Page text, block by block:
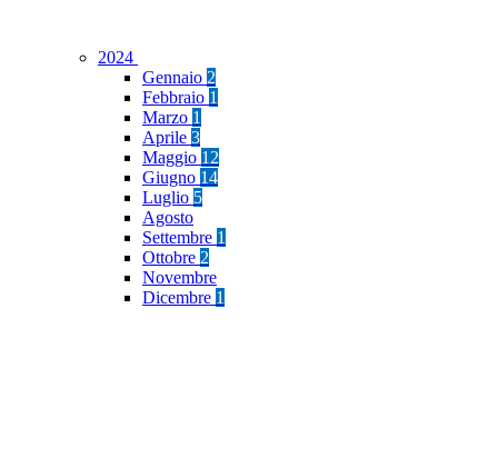
2024
Gennaio 2
Febbraio 1
Marzo 1
Aprile 3
Maggio 12
Giugno 14
Luglio 5
Agosto
Settembre 1
Ottobre 2
Novembre
Dicembre 1